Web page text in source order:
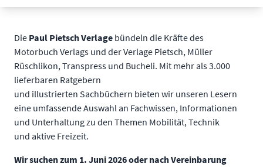
Die Paul Pietsch Verlage bündeln die Kräfte des
Motorbuch Verlags und der Verlage Pietsch, Müller
Rüschlikon, Transpress und Bucheli. Mit mehr als 3.000
lieferbaren Ratgebern
und illustrierten Sachbüchern bieten wir unseren Lesern
eine umfassende Auswahl an Fachwissen, Informationen
und Unterhaltung zu den Themen Mobilität, Technik
und aktive Freizeit.
Wir suchen zum 1. Juni 2026 oder nach Vereinbarung